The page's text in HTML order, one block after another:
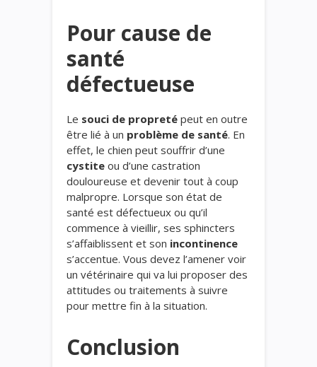
Pour cause de
santé
défectueuse
Le souci de propreté peut en outre
être lié à un problème de santé. En
effet, le chien peut souffrir d’une
cystite ou d’une castration
douloureuse et devenir tout à coup
malpropre. Lorsque son état de
santé est défectueux ou qu’il
commence à vieillir, ses sphincters
s’affaiblissent et son incontinence
s’accentue. Vous devez l’amener voir
un vétérinaire qui va lui proposer des
attitudes ou traitements à suivre
pour mettre fin à la situation.
Conclusion